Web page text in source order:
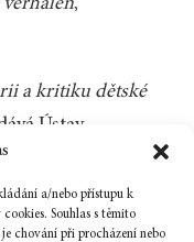
a/nebo přístupu k
Souhlas s těmito
chování při procházení nebo
,
a kritiku dětské
Ústav
fakulty